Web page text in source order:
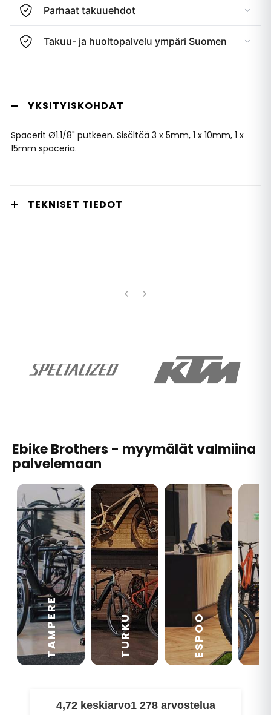
Parhaat takuuehdot
Takuu- ja huoltopalvelu ympäri Suomen
YKSITYISKOHDAT
Spacerit Ø1.1/8" putkeen. Sisältää 3 x 5mm, 1 x 10mm, 1 x
15mm spaceria.
TEKNISET TIEDOT
Ebike Brothers - myymälät valmiina
palvelemaan
TAMPERE TURKU ESPOO
4,72 keskiarvo1 278 arvostelua